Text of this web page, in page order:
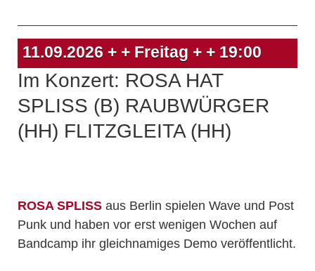
11.09.2026 + + Freitag + + 19:00
Im Konzert: ROSA HAT
SPLISS (B) RAUBWÜRGER
(HH) FLITZGLEITA (HH)
ROSA SPLISSaus Berlin spielen Wave und Post
Punk und haben vor erst wenigen Wochen auf
Bandcamp ihr gleichnamiges Demo veröffentlicht.